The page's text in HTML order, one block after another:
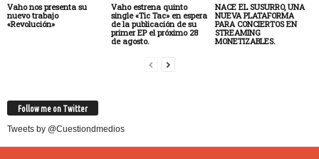
Vaho nos presenta su
nuevo trabajo
«Revolución»
Vaho estrena quinto
single «Tic Tac» en espera
de la publicación de su
primer EP el próximo 28
de agosto.
NACE EL SUSURRO, UNA
NUEVA PLATAFORMA
PARA CONCIERTOS EN
STREAMING
MONETIZABLES.
Follow me on Twitter
Tweets by @Cuestiondmedios